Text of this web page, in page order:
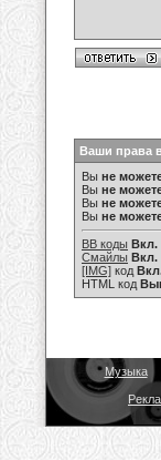
Ваши права
Вы не
Вы не
Вы не
Вы не
BB коды Вкл.
Смайлы Вкл.
[IMG] код
HTML код
Музыка